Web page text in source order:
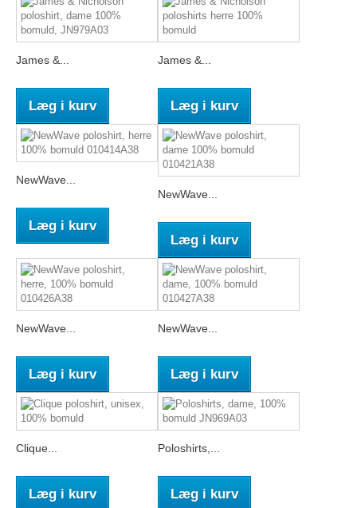
James &...
Læg i kurv
James &...
Læg i kurv
NewWave...
Læg i kurv
NewWave...
Læg i kurv
NewWave...
Læg i kurv
NewWave...
Læg i kurv
Clique...
Læg i kurv
Poloshirts,...
Læg i kurv